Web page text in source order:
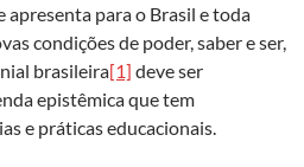
para o Brasil e toda
condições de poder, saber e ser,
brasileira[1] deve ser
epistêmica que tem
e práticas educacionais.
negra decolonial brasileira: